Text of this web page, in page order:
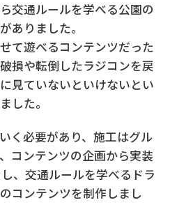
交通ルールを学べる公園の
ありました。
て遊べるコンテンツだった
損や転倒したラジコンを戻
見ていないといけないとい
した。
く必要があり、施工はグル
コンテンツの企画から実装
、交通ルールを学べるドラ
コンテンツを制作しまし